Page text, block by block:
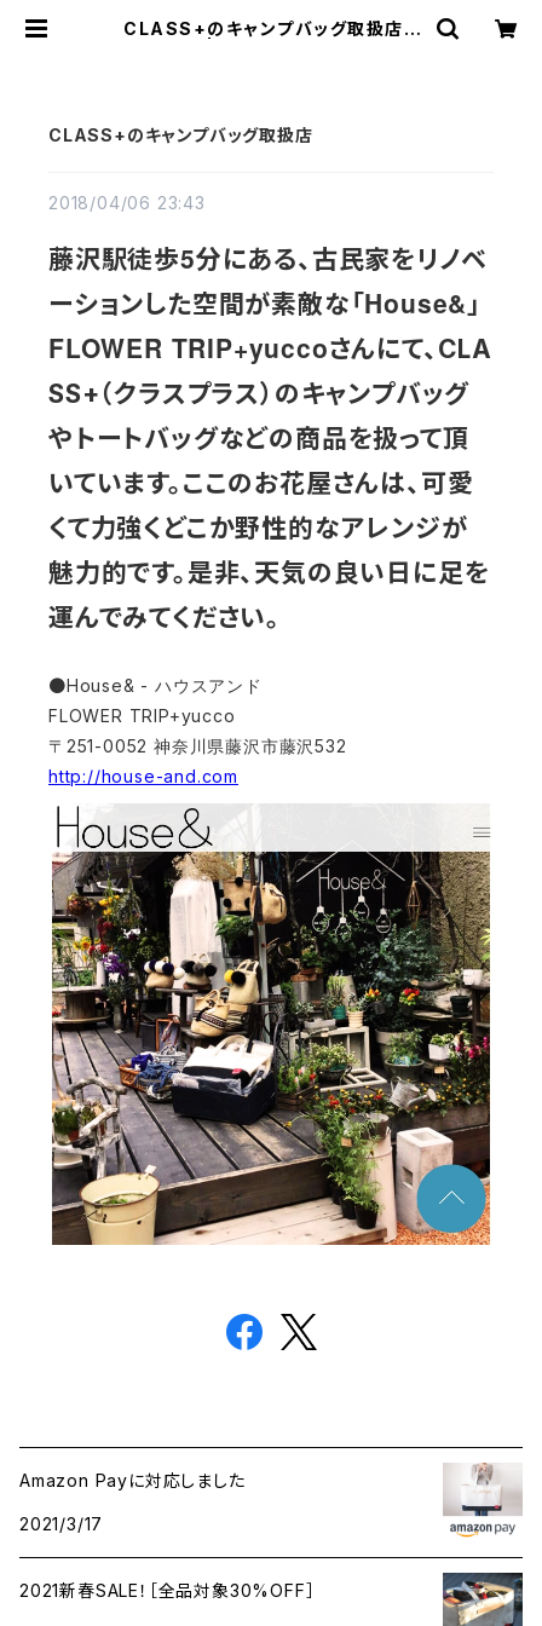
CLASS+のキャンプバッグ取扱店 |
CLASS+のキャンプバッグ取扱店
2018/04/06 23:43
藤沢駅徒歩5分にある、古民家をリノベ
ーションした空間が素敵な「House&」
FLOWER TRIP+yuccoさんにて、CLA
SS+（クラスプラス）のキャンプバッグ
やトートバッグなどの商品を扱って頂
いています。ここのお花屋さんは、可愛
くて力強くどこか野性的なアレンジが
魅力的です。是非、天気の良い日に足を
運んでみてください。
●House& - ハウスアンド
FLOWER TRIP+yucco
〒 251-0052神奈川県藤沢市藤沢532
http://house-and.com
Amazon Payに対応しました
2021/3/17
2021新春SALE！［全品対象30%OFF］